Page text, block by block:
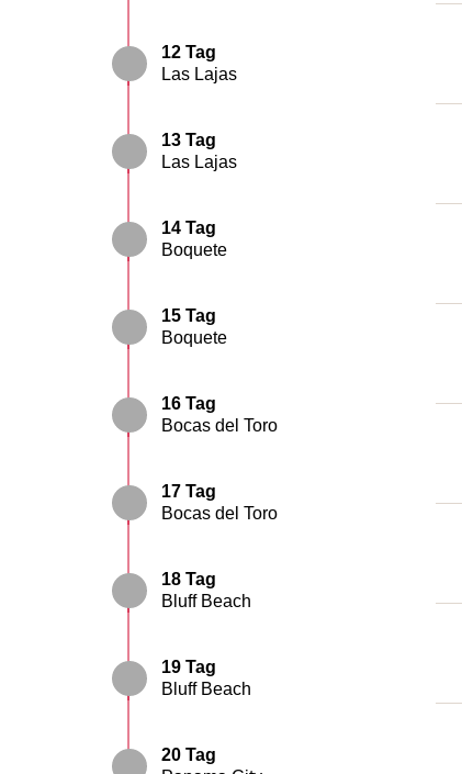
12 Tag
Las Lajas
13 Tag
Las Lajas
14 Tag
Boquete
15 Tag
Boquete
16 Tag
Bocas del Toro
17 Tag
Bocas del Toro
18 Tag
Bluff Beach
19 Tag
Bluff Beach
20 Tag